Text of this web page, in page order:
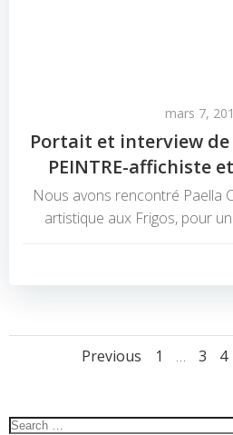
mars 7,
Portait et interview de
PEINTRE-affichiste
Nous avons rencontré Paella
artistique aux Frigos, pour
POSTS
Previous Page
1 … Page
3 4
Search